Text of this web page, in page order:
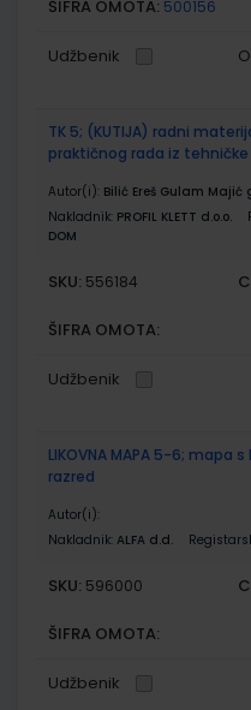
ŠIFRA OMOTA: 500156
Udžbenik
TK 5; (KUTIJA) radni
praktičnog rada iz
Autor(i): Bilić Ereš Gulam
Nakladnik: PROFIL KLETT d.o.o.
DOM
SKU: 556184
ŠIFRA OMOTA:
Udžbenik
LIKOVNA MAPA 5-6; mapa
razred
Autor(i):
Nakladnik: ALFA d.d.
SKU: 596000
ŠIFRA OMOTA:
Udžbenik